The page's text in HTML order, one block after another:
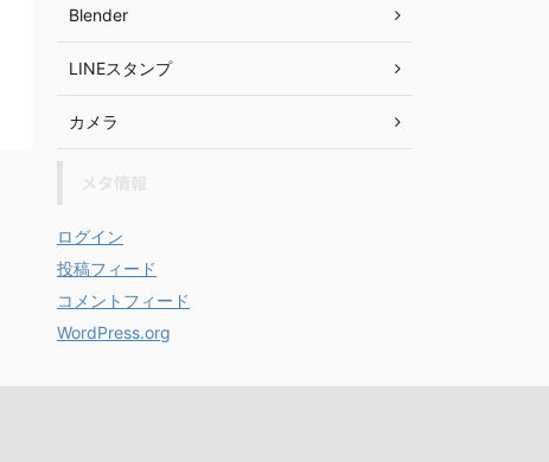
Blender
LINEスタンプ
カメラ
ログイン
投稿フィード
コメントフィード
WordPress.org